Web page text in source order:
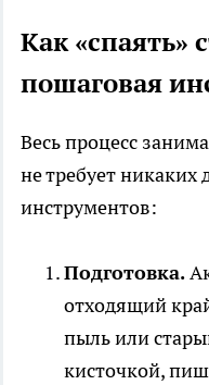
Как «спаять»
пошаговая
Весь процесс
не требует
инструментов:
Подготовка.
отходящий
пыль или
кисточкой,